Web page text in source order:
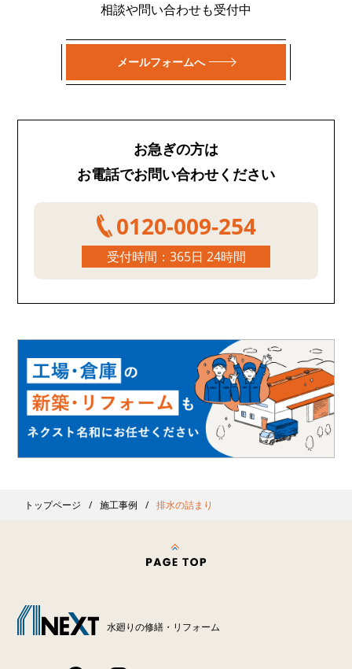
相談や問い合わせも受付中
メールフォームへ
お急ぎの方は
お電話でお問い合わせください
0120-009-254
受付時間：365日 24時間
トップページ 施工事例 排水の詰まり
水廻りの修繕・リフォーム